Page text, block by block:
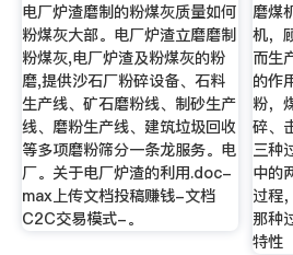
电厂炉渣磨制的粉煤灰质量如何
粉煤灰大部。电厂炉渣立磨磨制
粉煤灰,电厂炉渣及粉煤灰的粉
磨,提供沙石厂粉碎设备、石料
生产线、矿石磨粉线、制砂生产
线、磨粉生产线、建筑垃圾回收
等多项磨粉筛分一条龙服务。电
厂。关于电厂炉渣的利用.doc-
max上传文档投稿赚钱-文档
C2C交易模式-。
磨煤
机，
而生
的作
粉，
碎、
三种
中的
过程
那种
特性